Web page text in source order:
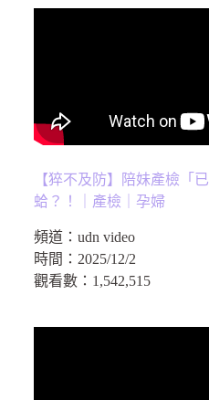
【猝不及防】陪妹產檢「
蛤？！｜產檢｜孕婦
頻道： udn video
時間： 2025/12/2
觀看數： 1,542,515